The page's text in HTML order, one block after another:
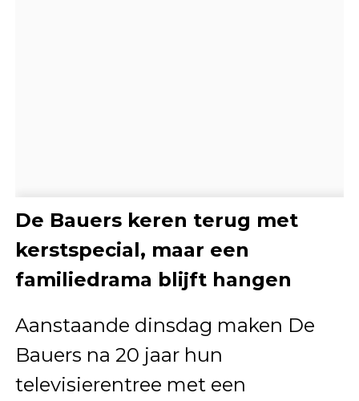
De Bauers keren terug met
kerstspecial, maar een
familiedrama blijft hangen
Aanstaande dinsdag maken De
Bauers na 20 jaar hun
televisierentree met een